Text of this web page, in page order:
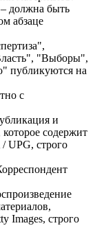
должна быть
абзаце
"Выборы",
публикуются на
с
и
содержит
UPG, строго
Images, строго